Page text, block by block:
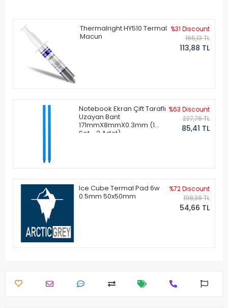
Thermalright HY510 Termal
Macun
%31 Discount
165,13 TL
113,88 TL
Notebook Ekran Çift Taraflı
Uzayan Bant
171mmX8mmX0.3mm (1
Set - 2 Adet)
%63 Discount
227,76 TL
85,41 TL
Ice Cube Termal Pad 6w
0.5mm 50x50mm
%72 Discount
198,38 TL
54,66 TL